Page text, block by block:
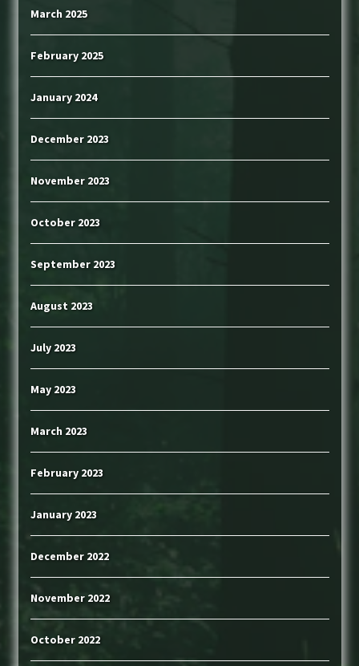
March 2025
February 2025
January 2024
December 2023
November 2023
October 2023
September 2023
August 2023
July 2023
May 2023
March 2023
February 2023
January 2023
December 2022
November 2022
October 2022